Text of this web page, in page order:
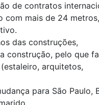
de contratos
com mais de 24 metros,
das construções,
construção, pelo que
arquitetos,
para São Paulo,